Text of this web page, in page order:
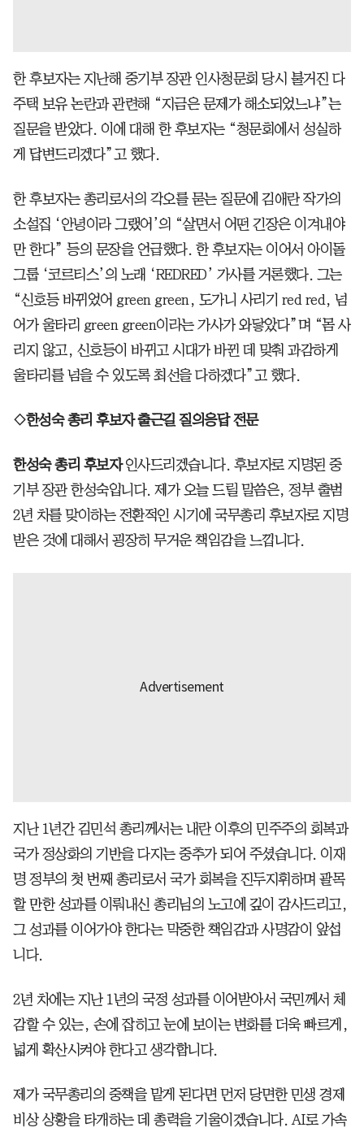
한 후보자는 지난해 중기부 장관 인사청문회 당시 불거진 다
주택 보유 논란과 관련해 “지금은 문제가 해소되었느냐”는
질문을 받았다. 이에 대해 한 후보자는 “청문회에서 성실하
게 답변드리겠다”고 했다.
한 후보자는 총리로서의 각오를 묻는 질문에 김애란 작가의
소설집 ‘안녕이라 그랬어’의 “살면서 어떤 긴장은 이겨내야
만 한다” 등의 문장을 언급했다. 한 후보자는 이어서 아이돌
그룹 ‘코르티스’의 노래 ‘REDRED’ 가사를 거론했다. 그는
“신호등 바뀌었어 green green, 도가니 사리기 red red, 넘
어가 울타리 green green이라는 가사가 와닿았다”며 “몸 사
리지 않고, 신호등이 바뀌고 시대가 바뀐 데 맞춰 과감하게
울타리를 넘을 수 있도록 최선을 다하겠다”고 했다.
◇한성숙 총리 후보자 출근길 질의응답 전문
한성숙 총리 후보자인사드리겠습니다. 후보자로 지명된 중
기부 장관 한성숙입니다. 제가 오늘 드릴 말씀은, 정부 출범
2년 차를 맞이하는 전환적인 시기에 국무총리 후보자로 지명
받은 것에 대해서 굉장히 무거운 책임감을 느낍니다.
지난 1년간 김민석 총리께서는 내란 이후의 민주주의 회복과
국가 정상화의 기반을 다지는 중추가 되어 주셨습니다. 이재
명 정부의 첫 번째 총리로서 국가 회복을 진두지휘하며 괄목
할 만한 성과를 이뤄내신 총리님의 노고에 깊이 감사드리고,
그 성과를 이어가야 한다는 막중한 책임감과 사명감이 앞섭
니다.
2년 차에는 지난 1년의 국정 성과를 이어받아서 국민께서 체
감할 수 있는, 손에 잡히고 눈에 보이는 변화를 더욱 빠르게,
넓게 확산시켜야 한다고 생각합니다.
제가 국무총리의 중책을 맡게 된다면 먼저 당면한 민생 경제
비상 상황을 타개하는 데 총력을 기울이겠습니다. AI로 가속